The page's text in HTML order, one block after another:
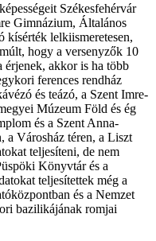
Székesfehérvár
Gimnázium, Általános
kísérték lelkiismeretesen,
hogy a versenyzők 10
érjenek, akkor is ha több
ferences rendház
és teázó, a Szent Imre-
Múzeum Föld és ég
és a Szent Anna-
a Városház téren, a Liszt
teljesíteni, de nem
Könyvtár és a
teljesítettek még a
és a Nemzet
bazilikájának romjai